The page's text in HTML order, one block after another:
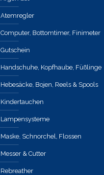
Atemregler
Computer, Bottomtimer, Finimeter
Gutschein
Handschuhe, Kopfhaube, Füßlinge
Hebesäcke, Bojen, Reels & Spools
Kindertauchen
Lampensysteme
Maske, Schnorchel, Flossen
Messer & Cutter
Rebreather